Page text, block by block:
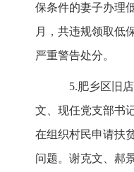
保条件的妻子办理
月，共违规领取低
严重警告处分。
5.肥乡区旧
文、现任党支部书
在组织村民申请扶
问题。谢克文、郝